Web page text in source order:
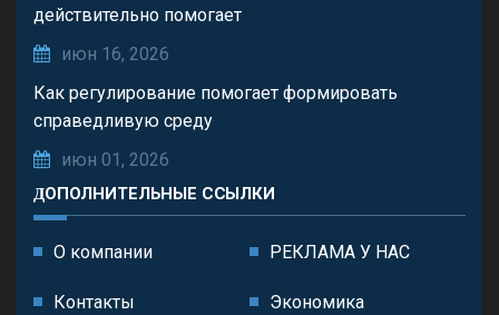
действительно помогает
июн 16, 2026
Как регулирование помогает формировать
справедливую среду
июн 01, 2026
ДОПОЛНИТЕЛЬНЫЕ ССЫЛКИ
О компании РЕКЛАМА У НАС
Контакты Экономика